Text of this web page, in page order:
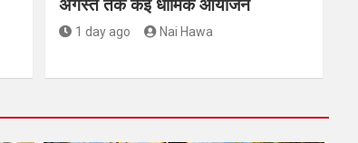
अगस्त तक कई धार्मिक आयोजन
1 day ago Nai Hawa